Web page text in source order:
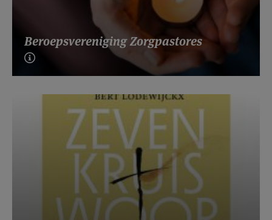
Beroepsvereniging Zorgpastores